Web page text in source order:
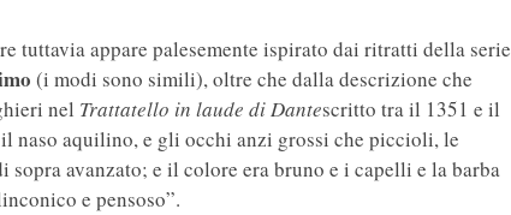
tuttavia appare palesemente ispirato dai ritratti della serie
(i modi sono simili), oltre che dalla descrizione che
nel Trattatello in laude di Dantescritto tra il 1351 e il
naso aquilino, e gli occhi anzi grossi che piccioli, le
avanzato; e il colore era bruno e i capelli e la barba
e pensoso”.